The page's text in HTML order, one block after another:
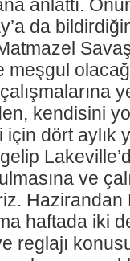
anlattı.
da
meşgul
kendisini
için dört aylık
ve
haftada iki
reglajı